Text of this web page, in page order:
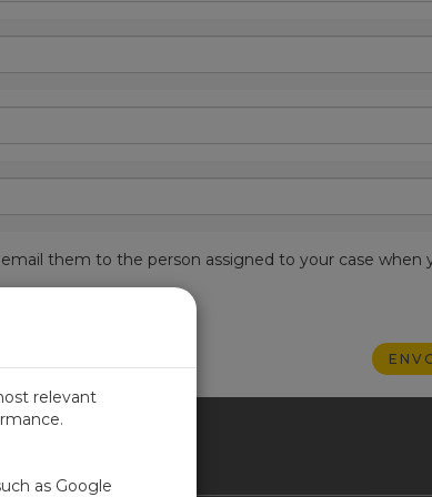
them to the person assigned to your case when
relevant
as Google